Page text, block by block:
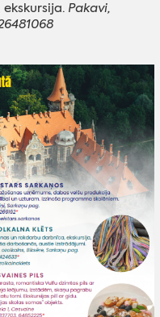
Pakavi,